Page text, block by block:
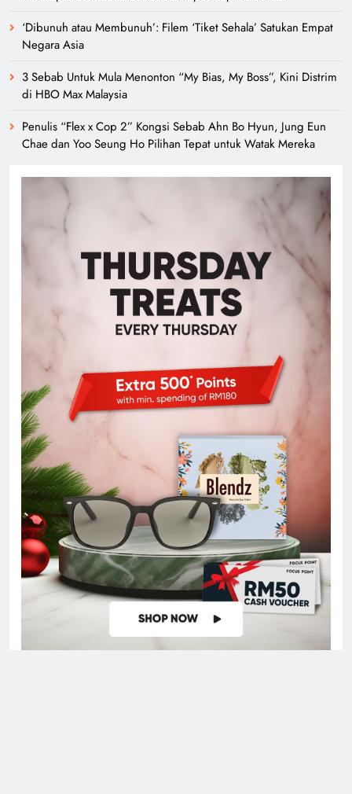
‘Dibunuh atau Membunuh’: Filem ‘Tiket Sehala’ Satukan Empat
Negara Asia
3 Sebab Untuk Mula Menonton “My Bias, My Boss”, Kini Distrim
di HBO Max Malaysia
Penulis “Flex x Cop 2” Kongsi Sebab Ahn Bo Hyun, Jung Eun
Chae dan Yoo Seung Ho Pilihan Tepat untuk Watak Mereka